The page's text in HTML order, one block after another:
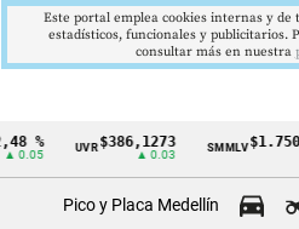
Cintillo
% UVR$386,1273
▲ 0.03
SMMLV
Pico y Placa Medellín
Este portal emplea cookies internas y de
estadísticos, funcionales y publicitarios.
consultar más en nuestra